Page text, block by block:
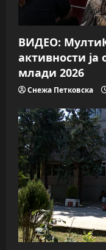
ВИДЕО:
активности
млади 2026
Снежа Петковска